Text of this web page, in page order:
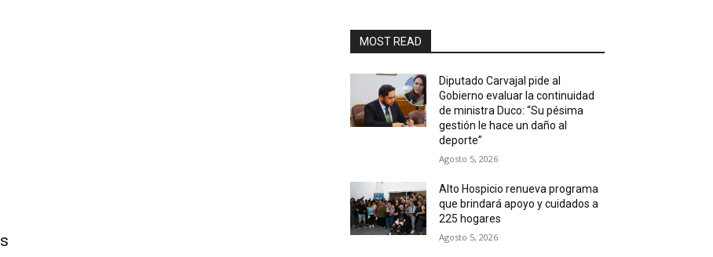
MOST READ
Diputado Carvajal pide al
Gobierno evaluar la continuidad
de ministra Duco: “Su pésima
gestión le hace un daño al
deporte”
Agosto 5, 2026
Alto Hospicio renueva programa
que brindará apoyo y cuidados a
225 hogares
Agosto 5, 2026